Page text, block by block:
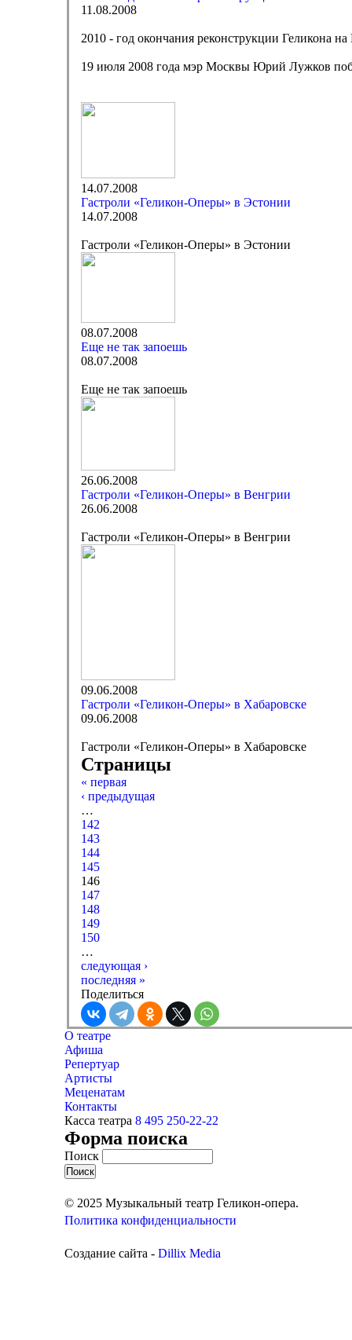
11.08.2008
2010 - год окончания реконструкции Геликона
19 июля 2008 года мэр Москвы Юрий Лужков
14.07.2008
Гастроли «Геликон-Оперы» в Эстонии
14.07.2008
Гастроли «Геликон-Оперы» в Эстонии
08.07.2008
Еще не так запоешь
08.07.2008
Еще не так запоешь
26.06.2008
Гастроли «Геликон-Оперы» в Венгрии
26.06.2008
Гастроли «Геликон-Оперы» в Венгрии
09.06.2008
Гастроли «Геликон-Оперы» в Хабаровске
09.06.2008
Гастроли «Геликон-Оперы» в Хабаровске
Страницы
« первая
‹ предыдущая
…
142
143
144
145
146
147
148
149
150
…
следующая ›
последняя »
Поделиться
О театре
Афиша
Репертуар
Артисты
Меценатам
Контакты
Касса театра 8 495 250-22-22
Форма поиска
Поиск
© 2025 Музыкальный театр Геликон-опера.
Политика конфиденциальности
Создание сайта - Dillix Media